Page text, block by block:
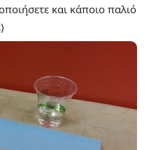
και κάποιο παλιό